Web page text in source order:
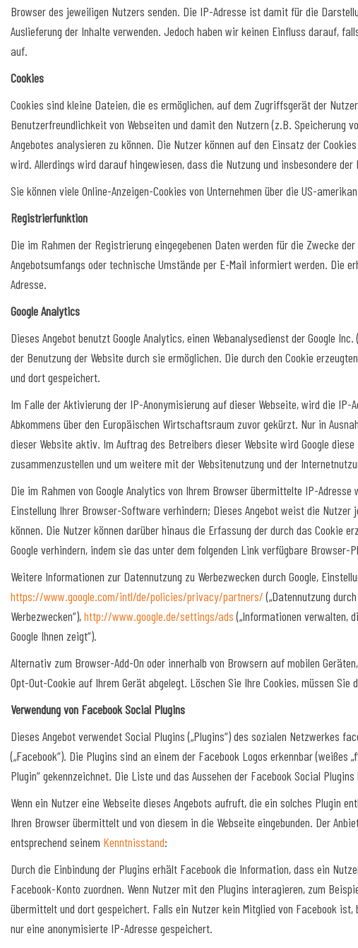
Browser des jeweiligen Nutzers senden. Die IP-Adresse ist damit für die
Auslieferung der Inhalte verwenden. Jedoch haben wir keinen Einfluss darauf,
auf.
Cookies
Cookies sind kleine Dateien, die es ermöglichen, auf dem Zugriffsgerät der
Benutzerfreundlichkeit von Webseiten und damit den Nutzern (z.B. Speicherung
Angebotes analysieren zu können. Die Nutzer können auf den Einsatz der
wird. Allerdings wird darauf hingewiesen, dass die Nutzung und insbesondere
Sie können viele Online-Anzeigen-Cookies von Unternehmen über die US-
Registrierfunktion
Die im Rahmen der Registrierung eingegebenen Daten werden für die Zwecke
Angebotsumfangs oder technische Umstände per E-Mail informiert werden. Die
Adresse.
Google Analytics
Dieses Angebot benutzt Google Analytics, einen Webanalysedienst der Google
der Benutzung der Website durch sie ermöglichen. Die durch den Cookie
und dort gespeichert.
Im Falle der Aktivierung der IP-Anonymisierung auf dieser Webseite, wird die
Abkommens über den Europäischen Wirtschaftsraum zuvor gekürzt. Nur in
dieser Website aktiv. Im Auftrag des Betreibers dieser Website wird Google
zusammenzustellen und um weitere mit der Websitenutzung und der
Die im Rahmen von Google Analytics von Ihrem Browser übermittelte IP-
Einstellung Ihrer Browser-Software verhindern; Dieses Angebot weist die
können. Die Nutzer können darüber hinaus die Erfassung der durch das Cookie
Google verhindern, indem sie das unter dem folgenden Link verfügbare Browser-
Weitere Informationen zur Datennutzung zu Werbezwecken durch Google,
https://www.google.com/intl/de/policies/privacy/partners/(„Datennutzung
Werbezwecken“),http://www.google.de/settings/ads(„Informationen verwalten,
Google Ihnen zeigt“).
Alternativ zum Browser-Add-On oder innerhalb von Browsern auf mobilen Geräten,
Opt-Out-Cookie auf Ihrem Gerät abgelegt. Löschen Sie Ihre Cookies, müssen Sie
Verwendung von Facebook Social Plugins
Dieses Angebot verwendet Social Plugins („Plugins“) des sozialen Netzwerkes
(„Facebook“). Die Plugins sind an einem der Facebook Logos erkennbar (weißes
Plugin“ gekennzeichnet. Die Liste und das Aussehen der Facebook Social
Wenn ein Nutzer eine Webseite dieses Angebots aufruft, die ein solches Plugin
Ihren Browser übermittelt und von diesem in die Webseite eingebunden. Der
entsprechend seinem Kenntnisstand:
Durch die Einbindung der Plugins erhält Facebook die Information, dass ein
Facebook-Konto zuordnen. Wenn Nutzer mit den Plugins interagieren, zum
übermittelt und dort gespeichert. Falls ein Nutzer kein Mitglied von Facebook
nur eine anonymisierte IP-Adresse gespeichert.